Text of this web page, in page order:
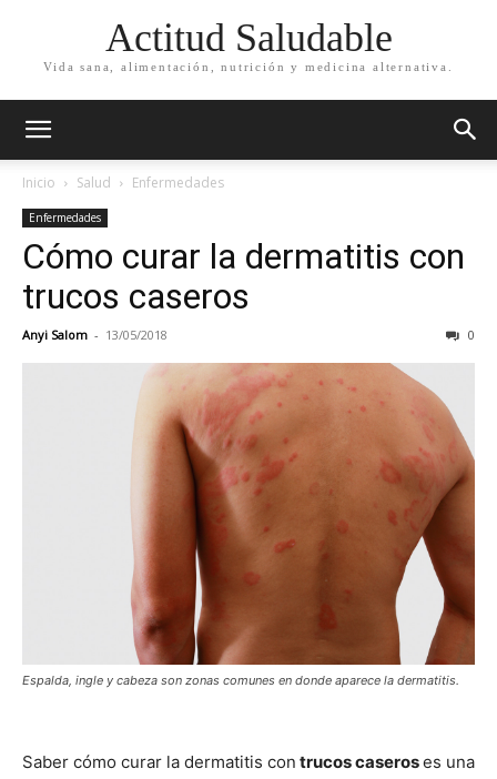
Actitud Saludable
Vida sana, alimentación, nutrición y medicina alternativa.
Inicio Salud Enfermedades
Enfermedades
Cómo curar la dermatitis con
trucos caseros
Anyi Salom - 13/05/2018 0
Espalda, ingle y cabeza son zonas comunes en donde aparece la dermatitis.
Saber cómo curar la dermatitis con trucos caseroses una